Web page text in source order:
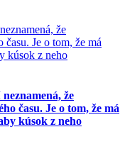
že
Je o tom, že má
kúsok z neho
že
času. Je o tom, že má
kúsok z neho